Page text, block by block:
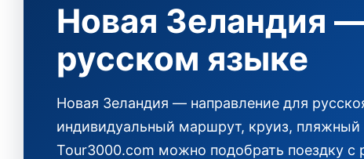
Новая Зеландия
русском языке
Новая Зеландия — направление для
индивидуальный маршрут, круиз,
Tour3000.com можно подобрать поездку с